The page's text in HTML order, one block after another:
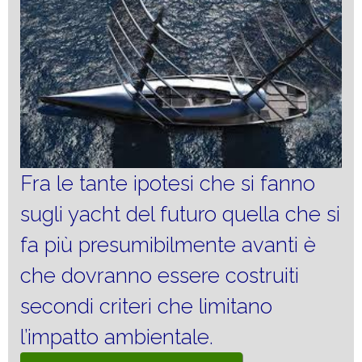
Fra le tante ipotesi che si fanno
sugli yacht del futuro quella che si
fa più presumibilmente avanti è
che dovranno essere costruiti
secondi criteri che limitano
l’impatto ambientale.